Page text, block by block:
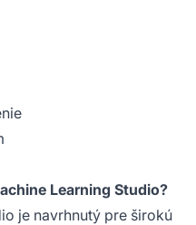
Learning Studio?
je navrhnutý pre širokú